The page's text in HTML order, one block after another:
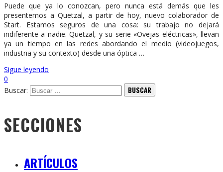
Puede que ya lo conozcan, pero nunca está demás que les
presentemos a Quetzal, a partir de hoy, nuevo colaborador de
Start. Estamos seguros de una cosa: su trabajo no dejará
indiferente a nadie. Quetzal, y su serie «Ovejas eléctricas», llevan
ya un tiempo en las redes abordando el medio (videojuegos,
industria y su contexto) desde una óptica …
Sigue leyendo
0
Buscar:
SECCIONES
ARTÍCULOS